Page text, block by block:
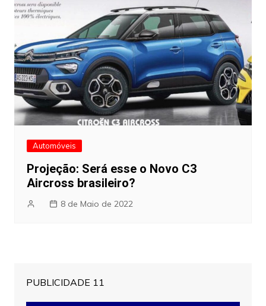
Automóveis
Projeção: Será esse o Novo C3
Aircross brasileiro?
8 de Maio de 2022
PUBLICIDADE 11